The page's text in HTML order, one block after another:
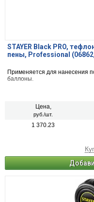
STAYER Black PRO,
пены, Professional
Применяется для нанесения
баллоны.
Цена,
руб./шт.
1 370.23